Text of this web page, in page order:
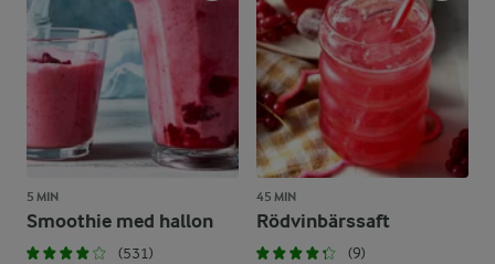
5 MIN
Smoothie med hallon
(531)
45 MIN
Rödvinbärssaft
(9)